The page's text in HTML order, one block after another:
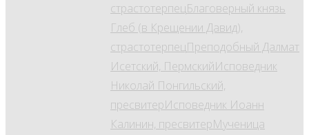
страстотерпецБлаговерный князь
Глеб (в Крещении Давид),
страстотерпецПреподобный Далмат
Исетский, ПермскийИсповедник
Николай Понгильский,
пресвитерИсповедник Иоанн
Калинин, пресвитерМученица